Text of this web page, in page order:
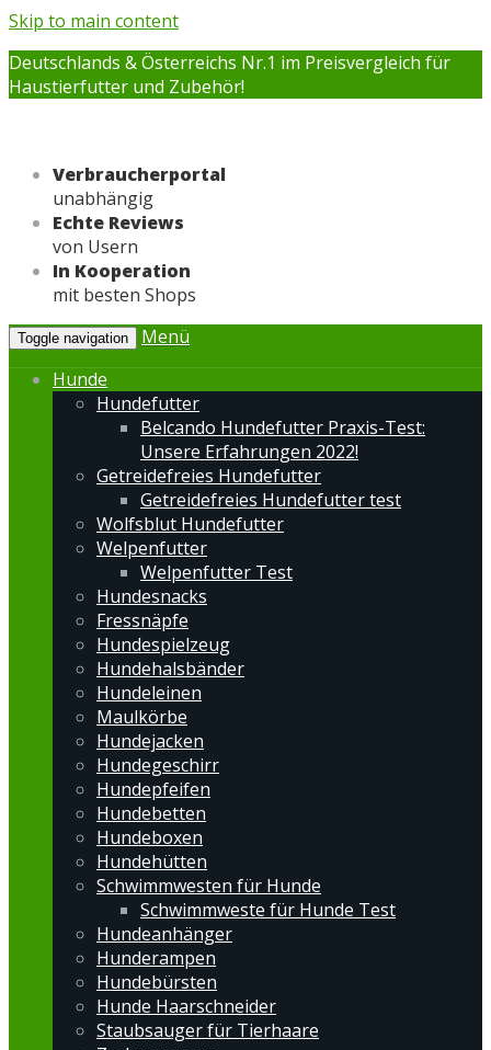
Skip to main content
Deutschlands & Österreichs Nr.1 im Preisvergleich für
Haustierfutter und Zubehör!
Verbraucherportal
unabhängig
Echte Reviews
von Usern
In Kooperation
mit besten Shops
Toggle navigation
Menü
Hunde
Hundefutter
Belcando Hundefutter Praxis-Test:
Unsere Erfahrungen 2022!
Getreidefreies Hundefutter
Getreidefreies Hundefutter test
Wolfsblut Hundefutter
Welpenfutter
Welpenfutter Test
Hundesnacks
Fressnäpfe
Hundespielzeug
Hundehalsbänder
Hundeleinen
Maulkörbe
Hundejacken
Hundegeschirr
Hundepfeifen
Hundebetten
Hundeboxen
Hundehütten
Schwimmwesten für Hunde
Schwimmweste für Hunde Test
Hundeanhänger
Hunderampen
Hundebürsten
Hunde Haarschneider
Staubsauger für Tierhaare